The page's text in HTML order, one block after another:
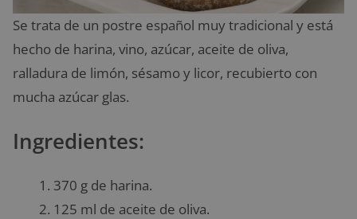
Se trata de un postre español muy tradicional y está
hecho de harina, vino, azúcar, aceite de oliva,
ralladura de limón, sésamo y licor, recubierto con
mucha azúcar glas.
Ingredientes:
370 g de harina.
125 ml de aceite de oliva.